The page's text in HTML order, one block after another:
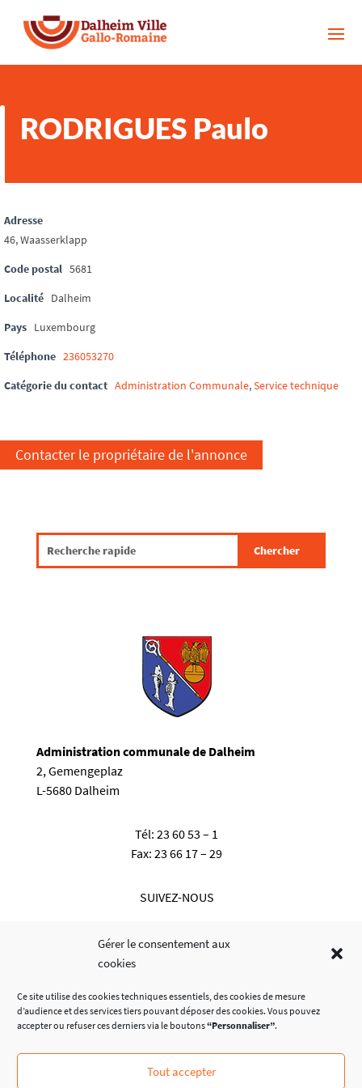
Gérer le consentement aux
cookies
Ce site utilise des cookies techniques essentiels, des cookies de mesure
d’audience et des services tiers pouvant déposer des cookies. Vous pouvez
accepter ou refuser ces derniers via le boutons“Personnaliser”.
Tout accepter
RODRIGUES Paulo
Adresse
46, Waasserklapp
Code postal 5681
Localité Dalheim
Pays Luxembourg
Téléphone 236053270
Catégorie du contact Administration Communale,Service technique
Contacter le propriétaire de l'annonce
Administration communale de Dalheim
2, Gemengeplaz
L-5680 Dalheim
Tél:23 60 53 – 1
Fax:23 66 17 – 29
SUIVEZ-NOUS